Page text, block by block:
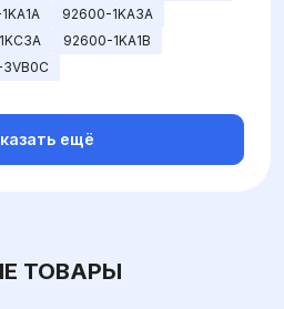
92600-1KA3A
92600-1KA1B
ещё
ТОВАРЫ